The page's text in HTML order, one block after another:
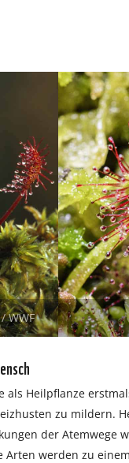
WWF
als Heilpflanze
zu mildern.
der Atemwege
Arten werden zu